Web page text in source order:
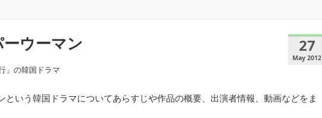
27
May 2012
ウーマン
」の韓国ドラマ
という韓国ドラマについてあらすじや作品の概要、出演者情報、動画などをま